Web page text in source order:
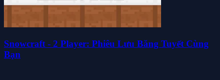
Snowcraft - 2 Player: Phiêu Lưu Băng Tuyết Cùng
Bạn